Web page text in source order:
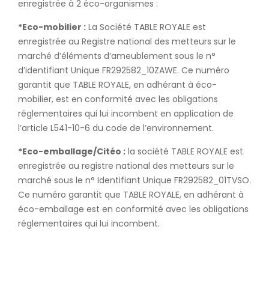
enregistrée à 2 éco-organismes :
*Eco-mobilier : La Société TABLE ROYALE est
enregistrée au Registre national des metteurs sur le
marché d’éléments d’ameublement sous le n°
d’identifiant Unique FR292582_10ZAWE. Ce numéro
garantit que TABLE ROYALE, en adhérant à éco-
mobilier, est en conformité avec les obligations
réglementaires qui lui incombent en application de
l’article L541-10-6 du code de l’environnement.
*Eco-emballage/Citéo : la société TABLE ROYALE est
enregistrée au registre national des metteurs sur le
marché sous le n° Identifiant Unique FR292582_01TVSO.
Ce numéro garantit que TABLE ROYALE, en adhérant à
éco-emballage est en conformité avec les obligations
réglementaires qui lui incombent.